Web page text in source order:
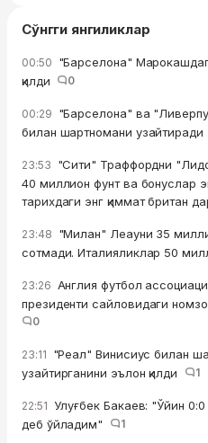
Сўнгги янгиликлар
00:50 "Барселона"
қилди
0
00:29 "Барселона" ва
билан шартномани узайтиради
23:53 "Сити" Траффордни
40 миллион фунт ва бонуслар
тарихдаги энг қиммат британ
23:48 "Милан" Леауни 35
сотмади. Италияликлар 50
23:26 Англия футбол
президенти сайловидаги
0
23:11 "Реал" Винисиус билан
узайтирганини эълон қилди
1
22:51 Улуғбек Бакаев: "Ўйин
деб ўйладим"
1